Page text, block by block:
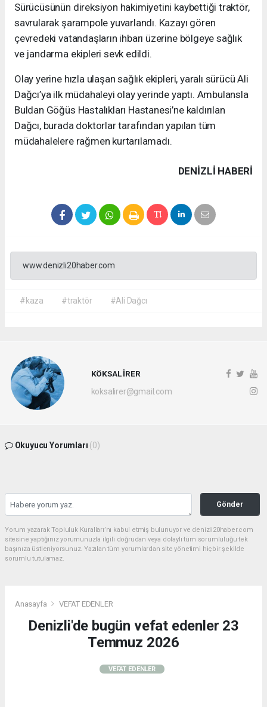
Sürücüsünün direksiyon hakimiyetini kaybettiği traktör,
savrularak şarampole yuvarlandı. Kazayı gören
çevredeki vatandaşların ihbarı üzerine bölgeye sağlık
ve jandarma ekipleri sevk edildi.
Olay yerine hızla ulaşan sağlık ekipleri, yaralı sürücü Ali
Dağcı’ya ilk müdahaleyi olay yerinde yaptı. Ambulansla
Buldan Göğüs Hastalıkları Hastanesi’ne kaldırılan
Dağcı, burada doktorlar tarafından yapılan tüm
müdahalelere rağmen kurtarılamadı.
DENIZLI HABERİ
www.denizli20haber.com
#kaza #traktör #Ali Dağcı
KÖKSAL İRER
koksalirer@gmail.com
Okuyucu Yorumları (0)
Gönder
Yorum yazarak Topluluk Kuralları’nı kabul etmiş bulunuyor ve denizli20haber.com
sitesine yaptığınız yorumunuzla ilgili doğrudan veya dolaylı tüm sorumluluğu tek
başınıza üstleniyorsunuz. Yazılan tüm yorumlardan site yönetimi hiçbir şekilde
sorumlu tutulamaz.
Anasayfa VEFAT EDENLER
Denizli'de bugün vefat edenler 23
Temmuz 2026
VEFAT EDENLER